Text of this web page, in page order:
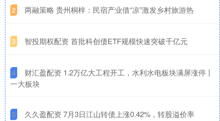
2 ​两融策略 贵州桐梓：民宿产业借“凉”激发乡村旅游热
3 ​智投期权配资 首批科创债ETF规模快速突破千亿元
4
​财汇盈配资 1.2万亿大工程开工，水利水电板块满屏涨停丨
一大板块
5
​久久盈配资 7月3日江山转债上涨0.42%，转股溢价率